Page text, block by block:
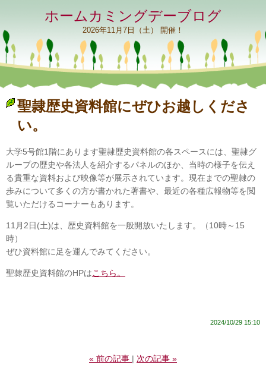
ホームカミングデーブログ
2026年11月7日（土） 開催！
聖隷歴史資料館にぜひお越しくださ
い。
大学5号館1階にあります聖隷歴史資料館の各スペースには、聖隷グ
ループの歴史や各法人を紹介するパネルのほか、当時の様子を伝え
る貴重な資料および映像等が展示されています。現在までの聖隷の
歩みについて多くの方が書かれた著書や、最近の各種広報物等を閲
覧いただけるコーナーもあります。
11月2日(土)は、歴史資料館を一般開放いたします。（10時～15
時）
ぜひ資料館に足を運んでみてください。
聖隷歴史資料館のHPはこちら。
2024/10/29 15:10
« 前の記事 次の記事 »